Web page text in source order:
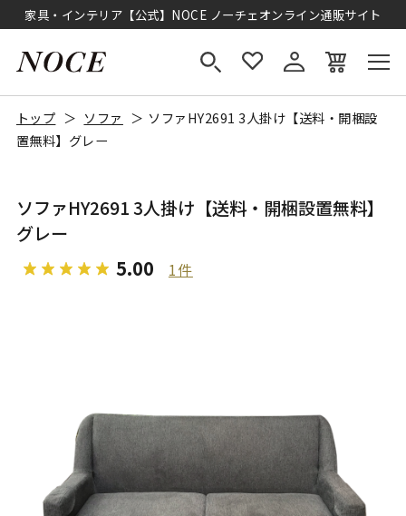
家具・インテリア【公式】NOCE ノーチェオンライン通販サイト
トップ ソファ
ソファHY2691 3人掛け【送料・開梱設
置無料】グレー
ソファHY2691 3人掛け【送料・開梱設置無料】
グレー
5.00 1件